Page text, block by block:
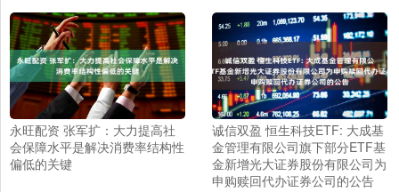
永旺配资 张军扩：大力提高社
会保障水平是解决消费率结构性
偏低的关键
诚信双盈 恒生科技ETF: 大成基
金管理有限公司旗下部分ETF基
金新增光大证券股份有限公司为
申购赎回代办证券公司的公告